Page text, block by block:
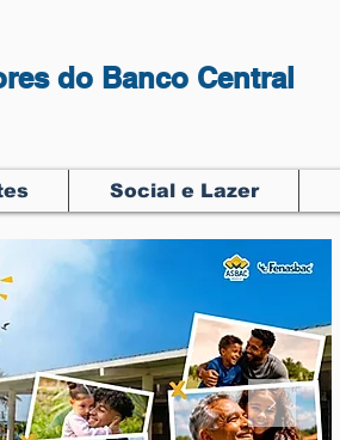
do Banco Central
Social e Lazer